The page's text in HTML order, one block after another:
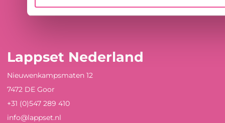
Lappset Nederland
Nieuwenkampsmaten 12
7472 DE Goor
+31 (0)547 289 410
info@lappset.nl